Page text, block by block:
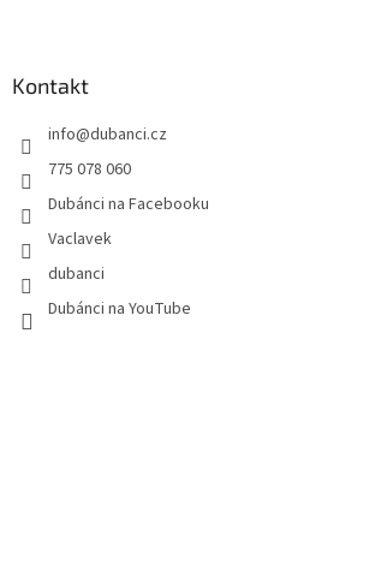
Kontakt
info@dubanci.cz
775 078 060
Dubánci na Facebooku
Vaclavek
dubanci
Dubánci na YouTube